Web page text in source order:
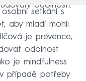
odolnosti.
setkání s
aby mladí mohli
je prevence,
odolnost
je mindfulness
případě potřeby